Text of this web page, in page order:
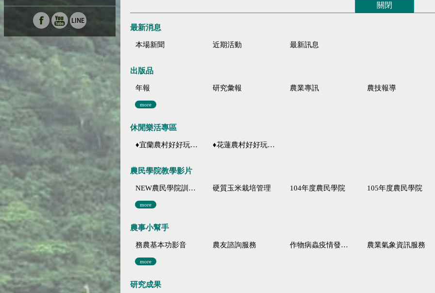
關閉
最新消息
本場新聞 近期活動 最新訊息
出版品
年報 研究彙報 農業專訊 農技報導
more
休閒樂活專區
♦宜蘭農村好好玩 ♦「農、藝、山、水」四條遊程推薦 ♦花蓮農村好好玩♦「原、生、慢、活」四條遊程推薦
農民學院教學影片
NEW農民學院訓練影音分類 硬質玉米栽培管理 104年度農民學院 105年度農民學院
more
農事小幫手
務農基本功影音 農友諮詢服務 作物病蟲疫情發生預測 農業氣象資訊服務
more
研究成果